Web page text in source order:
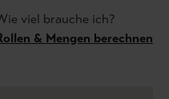
viel brauche ich?
& Mengen berechnen